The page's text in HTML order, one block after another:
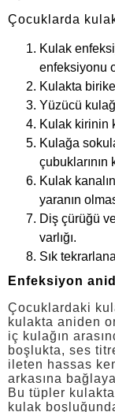
Çocuklarda
Kulak
enfeksiyonu
Kulakta
Yüzücü
Kulak kirinin
Kulağa
çubuklarının
Kulak
yaranın
Diş çürüğü
varlığı.
Sık
Enfeksiyon
Çocuklardaki
kulakta aniden
iç kulağın
boşlukta, ses
ileten hassas
arkasına
Bu tüpler
kulak